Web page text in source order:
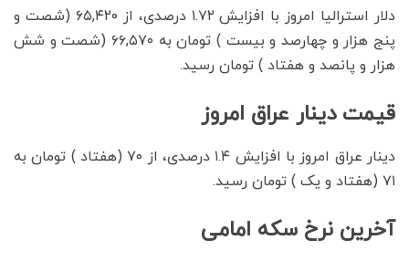
دلار استرالیا امروز با افزایش ۱.۷۲ درصدی، از ۶۵,۴۲۰ (شصت و
پنج هزار و چهارصد و بیست ) تومان به ۶۶,۵۷۰ (شصت و شش
هزار و پانصد و هفتاد ) تومان رسید.
قیمت دینار عراق امروز
دینار عراق امروز با افزایش ۱.۴ درصدی، از ۷۰ (هفتاد ) تومان به
۷۱ (هفتاد و یک ) تومان رسید.
آخرین نرخ سکه امامی